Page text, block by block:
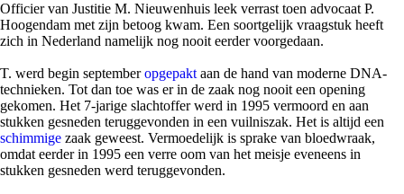
Officier van Justitie M. Nieuwenhuis leek verrast toen advocaat P.
Hoogendam met zijn betoog kwam. Een soortgelijk vraagstuk heeft
zich in Nederland namelijk nog nooit eerder voorgedaan.
T. werd begin septemberopgepakt aan de hand van moderne DNA-
technieken. Tot dan toe was er in de zaak nog nooit een opening
gekomen. Het 7-jarige slachtoffer werd in 1995 vermoord en aan
stukken gesneden teruggevonden in een vuilniszak. Het is altijd een
schimmige zaak geweest. Vermoedelijk is sprake van bloedwraak,
omdat eerder in 1995 een verre oom van het meisje eveneens in
stukken gesneden werd teruggevonden.